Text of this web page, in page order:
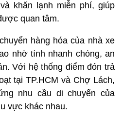
khăn lạnh miễn phí, giúp
quan tâm.
hàng hóa của nhà xe
nhờ tính nhanh chóng, an
Với hệ thống điểm đón trả
tại TP.HCM và Chợ Lách,
nhu cầu di chuyển của
vực khác nhau.